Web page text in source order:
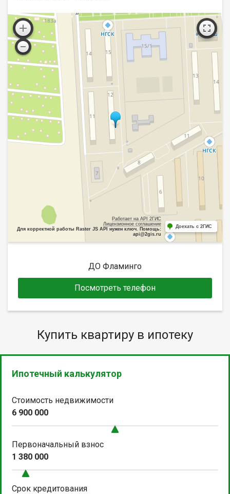
Работает на API 2ГИС
Лицензионное соглашение
Для корректной работы Raster JS API нужен ключ. Помощь:
api@2gis.ru
Доехать с 2ГИС
ДО Фламинго
Посмотреть телефон
Купить квартиру в ипотеку
Ипотечный калькулятор
Стоимость недвижимости
6 900 000
Первоначальный взнос
1 380 000
Срок кредитования